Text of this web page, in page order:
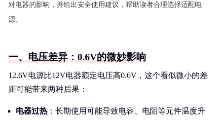
对电器的影响，并给出安全使用建议，帮助读者合理选择适配电
源。
一、电压差异：0.6V的微妙影响
12.6V电源比12V电器额定电压高0.6V，这个看似微小的差
距可能带来两种后果：
电器过热 ：长期使用可能导致电容、电阻等元件温度升